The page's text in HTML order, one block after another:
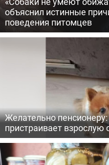
объяснил истинные
поведения питомцев
Желательно
пристраивает